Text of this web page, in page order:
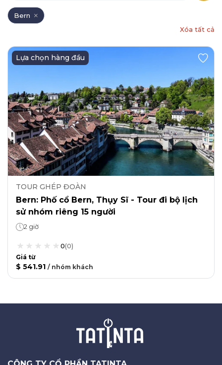
Bern
Xóa tất cả
Lựa chọn hàng đầu
TOUR GHÉP ĐOÀN
Bern: Phố cổ Bern, Thụy Sĩ - Tour đi bộ lịch
sử nhóm riêng 15 người
2 giờ
0(0)
Giá từ
$ 541.91 / nhóm khách